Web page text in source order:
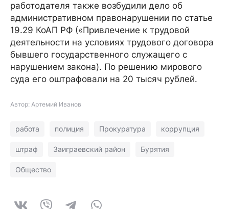
работодателя также возбудили дело об
административном правонарушении по статье
19.29 КоАП РФ («Привлечение к трудовой
деятельности на условиях трудового договора
бывшего государственного служащего с
нарушением закона). По решению мирового
суда его оштрафовали на 20 тысяч рублей.
Автор: Артемий Иванов
работа полиция Прокуратура коррупция
штраф Заиграевский район Бурятия
Общество